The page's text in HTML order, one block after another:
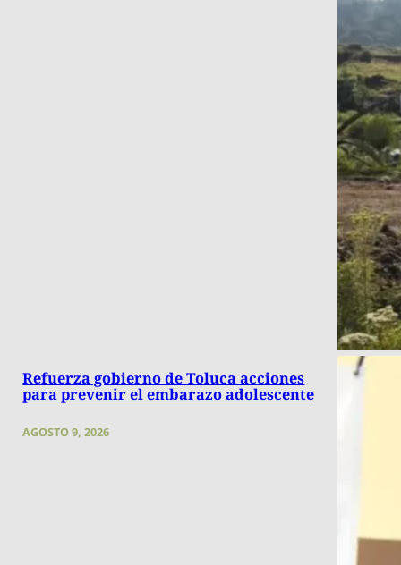
Refuerza gobierno de Toluca acciones
para prevenir el embarazo adolescente
AGOSTO 9, 2026